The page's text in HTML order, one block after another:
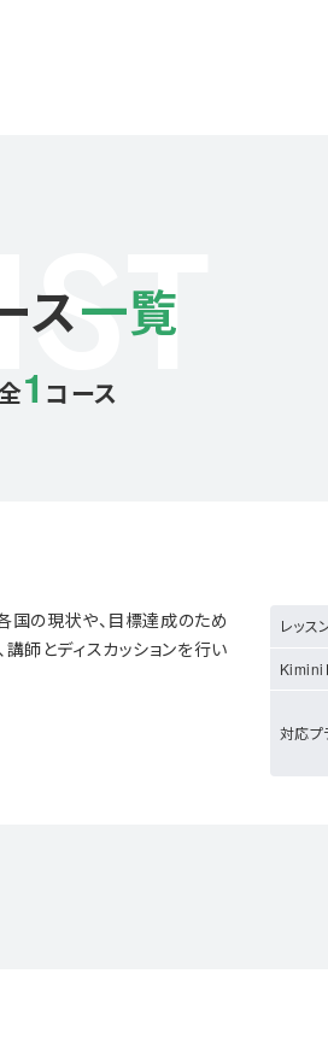
ス一覧
1 コース
国の現状や、目標達成のため
師とディスカッションを行い
レッス
Kimini
対応プ